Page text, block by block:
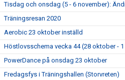
Tisdag och onsdag (5 - 6 november):
Träningsresan 2020
Aerobic 23 oktober inställd
Höstlovsschema vecka 44 (28 oktober -
PowerDance på onsdag 23 oktober
Fredagsfys i Träningshallen (Storvreten)